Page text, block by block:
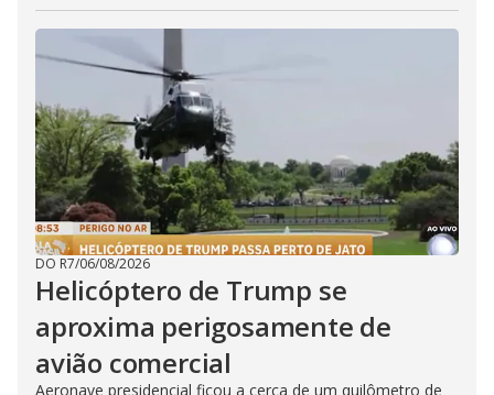
DO R7/06/08/2026
Helicóptero de Trump se
aproxima perigosamente de
avião comercial
Aeronave presidencial ficou a cerca de um quilômetro de